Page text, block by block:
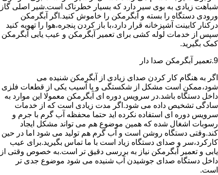
شباهت زیادی به بوی سیر دارد که بسیار خطرناک است.شیر اصلی گاز
ورودی دستگاه را بسته و آبگرمکن را خاموش کنید.اگر آبگرمکن
درکنار کابینت آشپزخانه قرار دارد،با باز کردن پنجره،هوا را تهویه کنید
سپس از خدمات لوله کشی برای تعمیر آبگرمکن و عیب یابی آبگرمکن
کمک بگیرید.
9.تعمیر آبگرمکن صدا دار
اگر به هنگام کار کردن صدای زیادی از آبگرمکن شنیده می
شود،ممکن است مشکل از شکستگی و یا آسیب یکی از قطعات فلزی
داخل دستگاه باشد.در سرویس دوره ای آبگرمکن معمولا این موارد به
سادگی تشخیص داده می شود.اگر مدت زیادی است که از خدمات
سرویس دوره ای استفاده نکرده اید حتما محفظه آب گرم با جرم و
رسوبات اشغال شده که همین موضوع هم می تواند مشکل ایجاد
کند.وقتی دستگاه روشن است و آب گرم هم تولید می شود اما در حین
کارکرد،سر و صدای دستگاه زیاد است با ما تماس بگیرید.برای عیب
یابی و تعمیر آبگرمکن نیاز به بررسی دقیق تر است.به خصوص وقتی از
داخل دستگاه صدای جوشیدن آب شنیده می شود موضوع جدی تر
است.